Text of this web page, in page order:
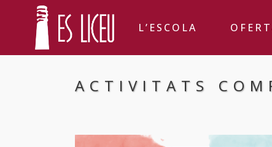
L’ESCOLA
ACTIVITATS